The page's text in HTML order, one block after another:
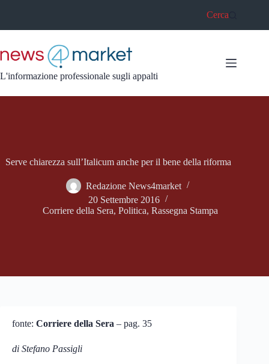
Cerca
L'informazione professionale sugli appalti
Serve chiarezza sull’Italicum anche per il bene della riforma
Redazione News4market
20 Settembre 2016
Corriere della Sera,Politica,Rassegna Stampa
fonte: Corriere della Sera – pag. 35
di Stefano Passigli